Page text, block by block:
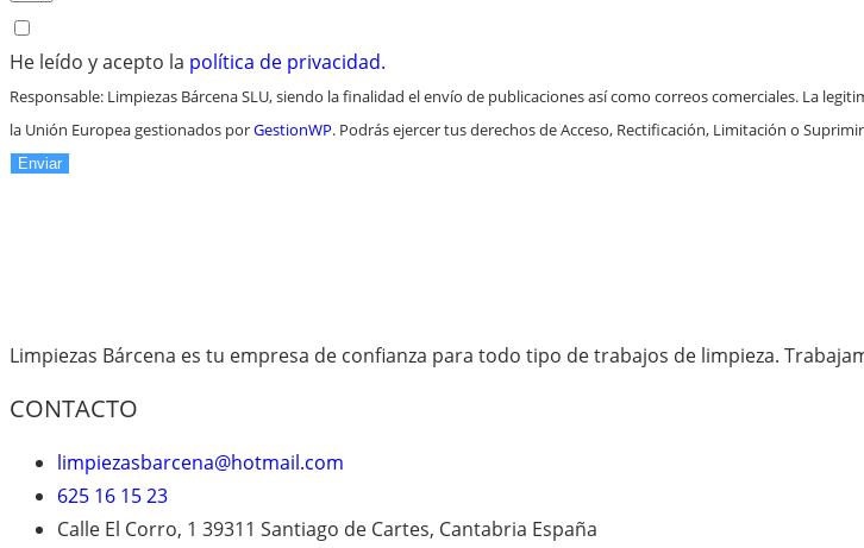
He leído y acepto la política de privacidad.
Responsable: Limpiezas Bárcena SLU, siendo la finalidad el envío de publicaciones así como correos comerciales. La
la Unión Europea gestionados porGestionWP. Podrás ejercer tus derechos de Acceso, Rectificación, Limitación o
Enviar
Limpiezas Bárcena es tu empresa de confianza para todo tipo de trabajos de limpieza.
CONTACTO
limpiezasbarcena@hotmail.com
625 16 15 23
Calle El Corro, 1 39311 Santiago de Cartes, Cantabria España